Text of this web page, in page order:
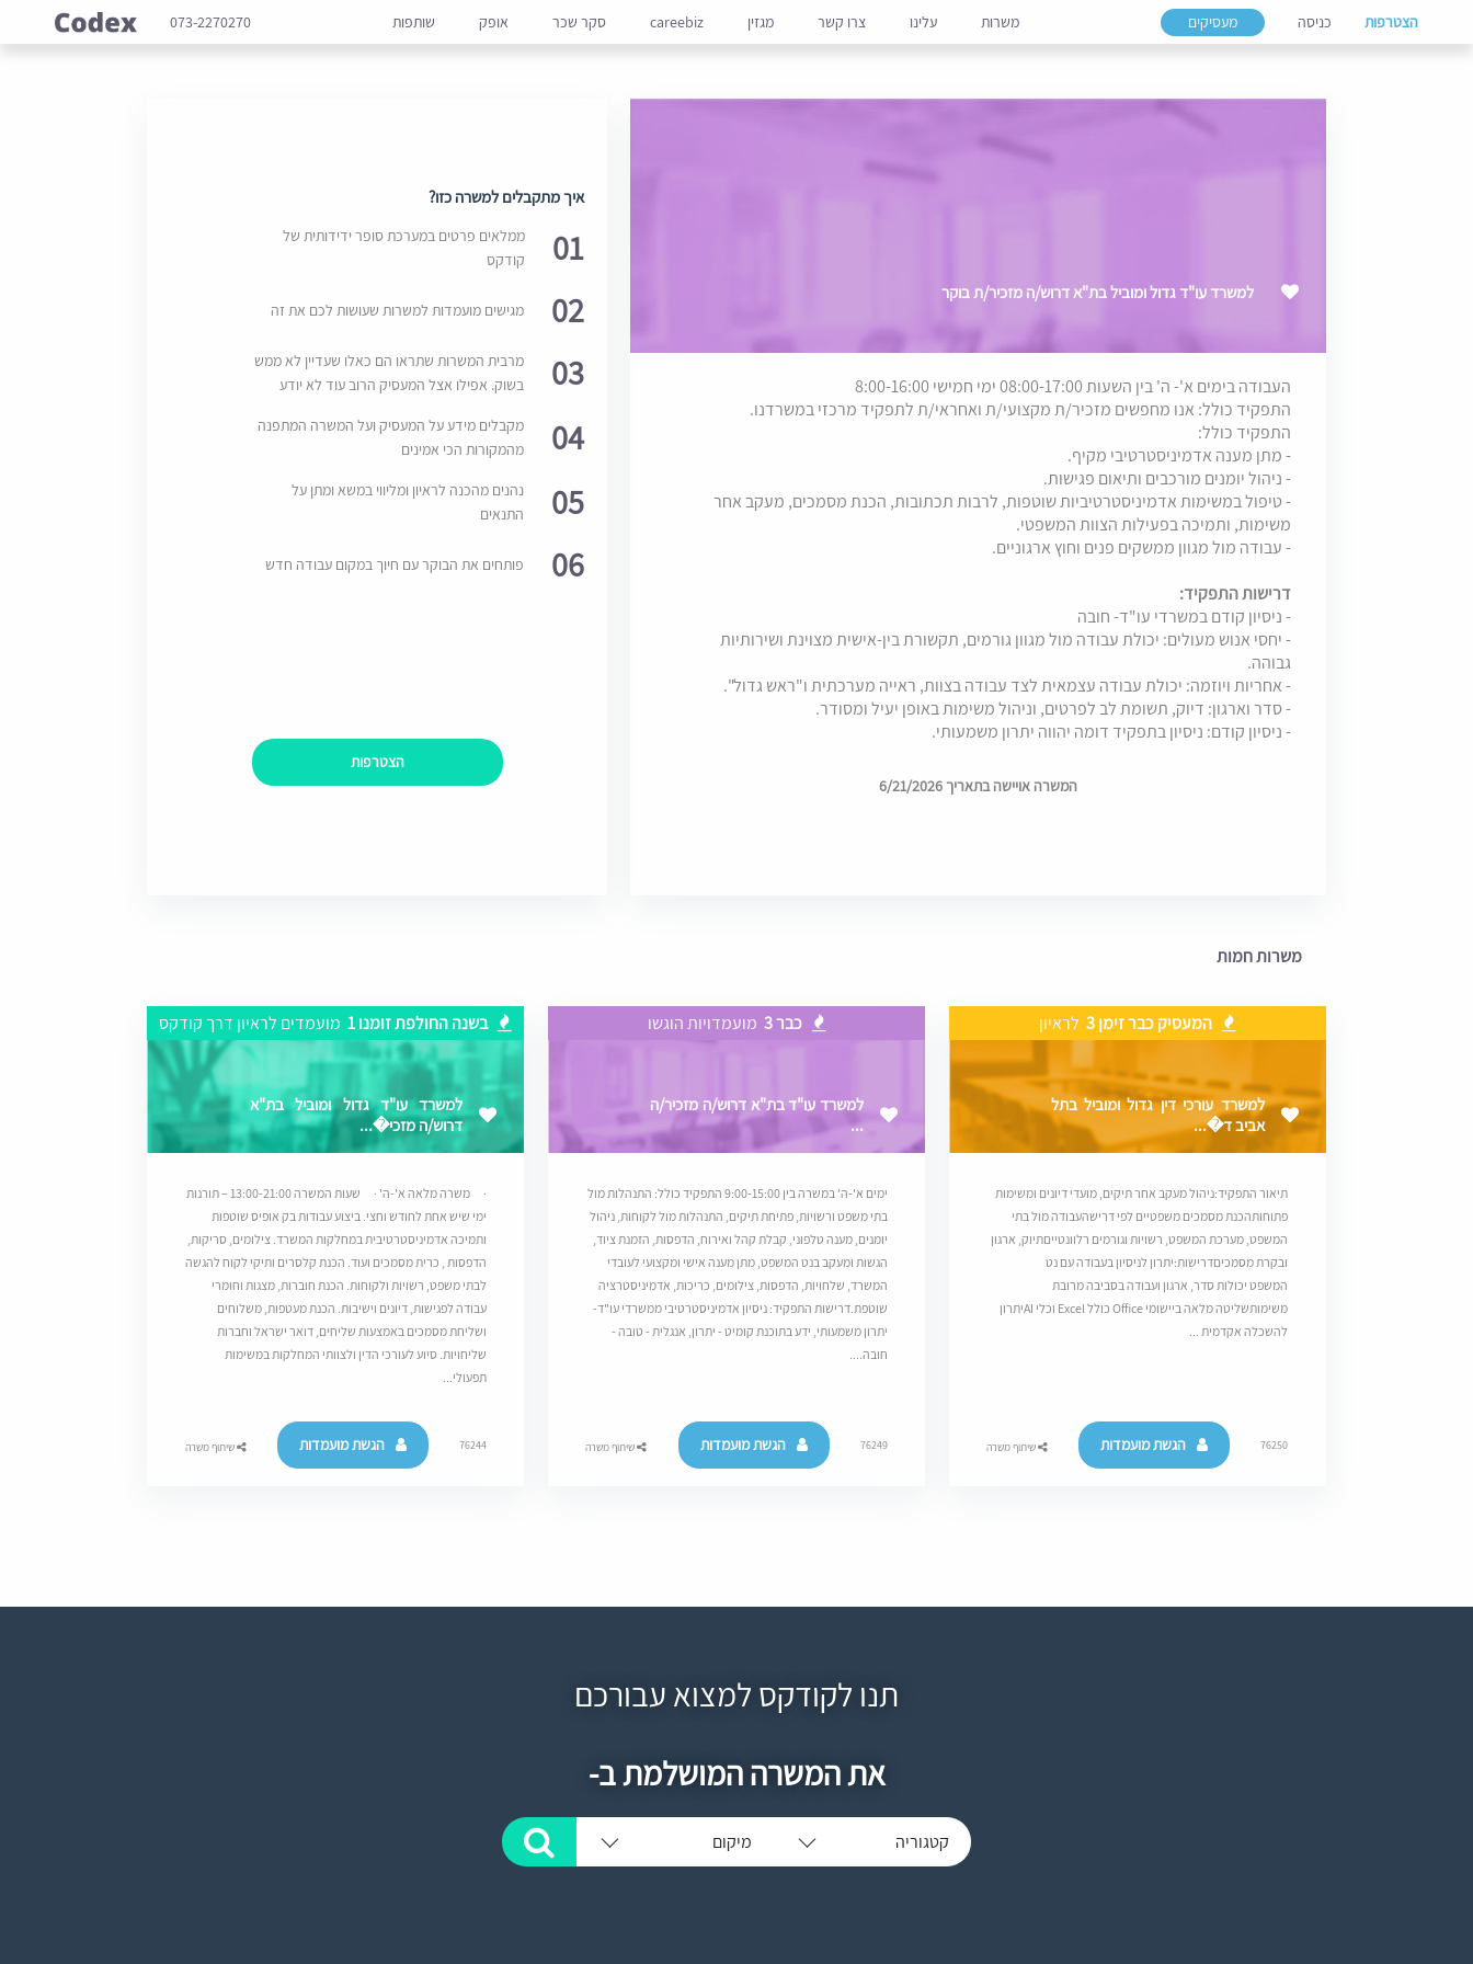
הצטרפות כניסה מעסיקים משרות עלינו צרו קשר מגזין careebiz סקר שכר אופק שותפות 073-2270270
למשרד עו"ד גדול ומוביל בת"א דרוש/ה מזכיר/ת בוקר
העבודה בימים א'- ה' בין השעות 08:00-17:00 ימי חמישי 8:00-16:00
התפקיד כולל: אנו מחפשים מזכיר/ת מקצועי/ת ואחראי/ת לתפקיד מרכזי במשרדנו.
התפקיד כולל:
- מתן מענה אדמיניסטרטיבי מקיף.
- ניהול יומנים מורכבים ותיאום פגישות.
- טיפול במשימות אדמיניסטרטיביות שוטפות, לרבות תכתובות, הכנת מסמכים, מעקב אחר
משימות, ותמיכה בפעילות הצוות המשפטי.
- עבודה מול מגוון ממשקים פנים וחוץ ארגוניים.
דרישות התפקיד:
- ניסיון קודם במשרדי עו"ד- חובה
- יחסי אנוש מעולים: יכולת עבודה מול מגוון גורמים, תקשורת בין-אישית מצוינת ושירותיות
גבוהה.
- אחריות ויוזמה: יכולת עבודה עצמאית לצד עבודה בצוות, ראייה מערכתית ו"ראש גדול".
- סדר וארגון: דיוק, תשומת לב לפרטים, וניהול משימות באופן יעיל ומסודר.
- ניסיון קודם: ניסיון בתפקיד דומה יהווה יתרון משמעותי.
המשרה אויישה בתאריך 6/21/2026
איך מתקבלים למשרה כזו?
01
ממלאים פרטים במערכת סופר ידידותית של
קודקס
02 מגישים מועמדות למשרות שעושות לכם את זה
03
מרבית המשרות שתראו הם כאלו שעדיין לא ממש
בשוק. אפילו אצל המעסיק הרוב עוד לא יודע
04
מקבלים מידע על המעסיק ועל המשרה המתפנה
מהמקורות הכי אמינים
05
נהנים מהכנה לראיון ומליווי במשא ומתן על
התנאים
06 פותחים את הבוקר עם חיוך במקום עבודה חדש
הצטרפות
משרות חמות
המעסיק כבר זימן 3 לראיון
למשרד עורכי דין גדול ומוביל בתל
אביב ד�...
תיאור התפקיד:ניהול מעקב אחר תיקים, מועדי דיונים ומשימות
פתוחותהכנת מסמכים משפטיים לפי דרישהעבודה מול בתי
המשפט, מערכת המשפט, רשויות וגורמים רלוונטייםתיוק, ארגון
ובקרת מסמכיםדרישות:יתרון לניסיון בעבודה עם נט
המשפט יכולות סדר, ארגון ועבודה בסביבה מרובת
משימותשליטה מלאה ביישומי Office כולל Excel וכלי AIיתרון
להשכלה אקדמית ...
76250 הגשת מועמדות שיתוף משרה
כבר 3 מועמדויות הוגשו
למשרד עו"ד בת"א דרוש/ה מזכיר/ה
...
ימים א'-ה' במשרה בין 9:00-15:00 התפקיד כולל: התנהלות מול
בתי משפט ורשויות, פתיחת תיקים, התנהלות מול לקוחות, ניהול
יומנים, מענה טלפוני, קבלת קהל ואירוח, הדפסות, הזמנת ציוד,
הגשות ומעקב בנט המשפט, מתן מענה אישי ומקצועי לעובדי
המשרד, שלחויות, הדפסות, צילומים, כריכות, אדמיניסטרציה
שוטפת.דרישות התפקיד: ניסיון אדמיניסטרטיבי ממשרדי עו"ד-
יתרון משמעותי, ידע בתוכנת קומיט - יתרון, אנגלית - טובה -
חובה....
76249 הגשת מועמדות שיתוף משרה
בשנה החולפת זומנו 1 מועמדים לראיון דרך קודקס
למשרד עו"ד גדול ומוביל בת"א
דרוש/ה מזכי�...
· משרה מלאה א'-ה' · שעות המשרה 13:00-21:00 – תורנות
ימי שיש אחת לחודש וחצי. ביצוע עבודות בק אופיס שוטפות
ותמיכה אדמיניסטרטיבית במחלקות המשרד. צילומים, סריקות,
הדפסות , כרית מסמכים ועוד. הכנת קלסרים ותיקי לקוח להגשה
לבתי משפט, רשויות ולקוחות. הכנת חוברות, מצגות וחומרי
עבודה לפגישות, דיונים וישיבות. הכנת מעטפות, משלוחים
ושליחת מסמכים באמצעות שליחים, דואר ישראל וחברות
שליחויות. סיוע לעורכי הדין ולצוותי המחלקות במשימות
תפעולי...
76244 הגשת מועמדות שיתוף משרה
תנו לקודקס למצוא עבורכם
את המשרה המושלמת ב-
קטגוריה מיקום